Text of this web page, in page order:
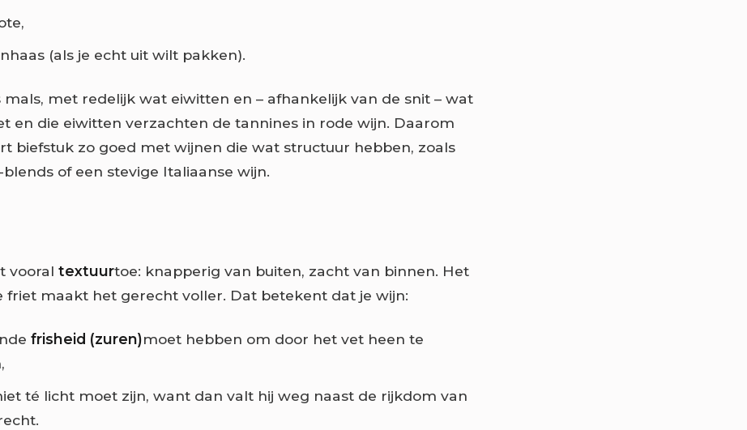
(als je echt uit wilt pakken).
mals, met redelijk wat eiwitten en – afhankelijk van de snit – wat
en die eiwitten verzachten de tannines in rode wijn. Daarom
biefstuk zo goed met wijnen die wat structuur hebben, zoals
of een stevige Italiaanse wijn.
vooral textuurtoe: knapperig van buiten, zacht van binnen. Het
friet maakt het gerecht voller. Dat betekent dat je wijn:
frisheid (zuren)moet hebben om door het vet heen te
té licht moet zijn, want dan valt hij weg naast de rijkdom van